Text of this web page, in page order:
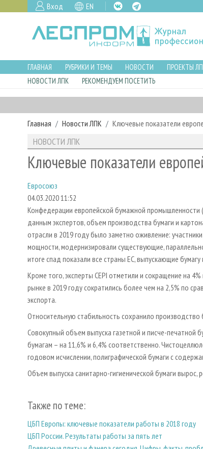
Вход EN
ГЛАВНАЯ РУБРИКИ И ТЕМЫ НОВОСТИ ПРОЕКТЫ
НОВОСТИ ЛПК
РЕКОМЕНДУЕМ ПОСЕТИТЬ
Главная Новости ЛПК Ключевые показатели
НОВОСТИ ЛПК
Ключевые показатели
Евросоюз
04.03.2020 11:52
Конфедерации европейской бумажной промышленности
данным экспертов, объем производства бумаги и
отрасли в 2019 году было заметно оживление:
мощности, модернизировали существующие,
итоге спад показали все страны ЕС, выпускающие бумагу
Кроме того, эксперты CEPI отметили и сокращение на
рынке в 2019 году сократились более чем на 2,5% по
экспорта.
Относительную стабильность сохранило производство
Совокупный объем выпуска газетной и писче-печатной
бумагам – на 11,6% и 6,4% соответственно.
годовом исчислении, полиграфической бумаги с
Объем выпуска санитарно-гигиенической бумаги вырос,
Также по теме:
ЦБП Европы: ключевые показатели работы в 2018 году
ЦБП России. Результаты работы за пять лет